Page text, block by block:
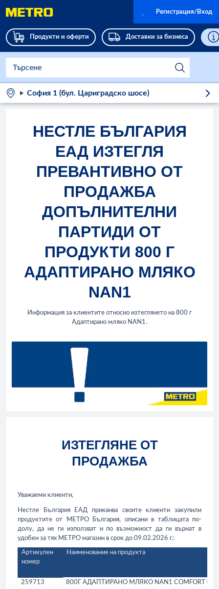
Продукти и оферти Доставки за бизнеса
Регистрация/Вход
София 1 (бул. Цариградско шосе)
НЕСТЛЕ БЪЛГАРИЯ
ЕАД ИЗТЕГЛЯ
ПРЕВАНТИВНО ОТ
ПРОДАЖБА
ДОПЪЛНИТЕЛНИ
ПАРТИДИ ОТ
ПРОДУКТИ 800 Г
АДАПТИРАНО МЛЯКО
NAN1
Информация за клиентите относно изтеглянето на 800 г
Адаптирано мляко NAN1.
ИЗТЕГЛЯНЕ ОТ
ПРОДАЖБА
Уважаеми клиенти,
Нестле България ЕАД приканва своите клиенти закупили
продуктите от МЕТРО България, описани в таблицата по-
долу, да не ги използват и по възможност да ги върнат в
удобен за тях МЕТРО магазин в срок до 09.02.2026 г.:
Артикулен
номер
Наименование на продукта
259713 800Г АДАПТИРАНО МЛЯКО NAN 1COMFORT 0-6